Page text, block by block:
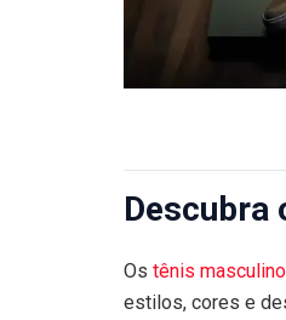
Descubra
Os tênis
estilos, cores e